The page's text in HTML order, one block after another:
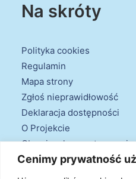
Cenimy prywatność
Na skróty
Polityka cookies
Regulamin
Mapa strony
Zgłoś nieprawidłowość
Deklaracja dostępności
O Projekcie
Obowiązek
oraz warunków
Klauzule informacyjne